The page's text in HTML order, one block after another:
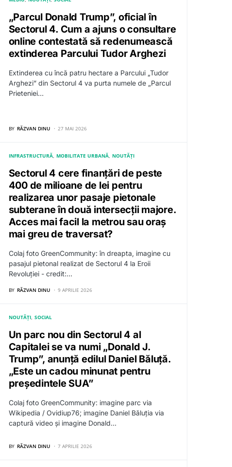
„Parcul Donald Trump”, oficial în
Sectorul 4. Cum a ajuns o consultare
online contestată să redenumească
extinderea Parcului Tudor Arghezi
Extinderea cu încă patru hectare a Parcului „Tudor
Arghezi” din Sectorul 4 va purta numele de „Parcul
Prieteniei…
BY RĂZVAN DINU 27 MAI 2026
INFRASTRUCTURĂ MOBILITATE URBANĂ NOUTĂȚI
Sectorul 4 cere finanțări de peste
400 de milioane de lei pentru
realizarea unor pasaje pietonale
subterane în două intersecții majore.
Acces mai facil la metrou sau oraș
mai greu de traversat?
Colaj foto GreenCommunity: în dreapta, imagine cu
pasajul pietonal realizat de Sectorul 4 la Eroii
Revoluției - credit:…
BY RĂZVAN DINU 9 APRILIE 2026
NOUTĂȚI SOCIAL
Un parc nou din Sectorul 4 al
Capitalei se va numi „Donald J.
Trump”, anunță edilul Daniel Băluță.
„Este un cadou minunat pentru
președintele SUA”
Colaj foto GreenCommunity: imagine parc via
Wikipedia / Ovidiup76; imagine Daniel Băluția via
captură video și imagine Donald…
BY RĂZVAN DINU 7 APRILIE 2026